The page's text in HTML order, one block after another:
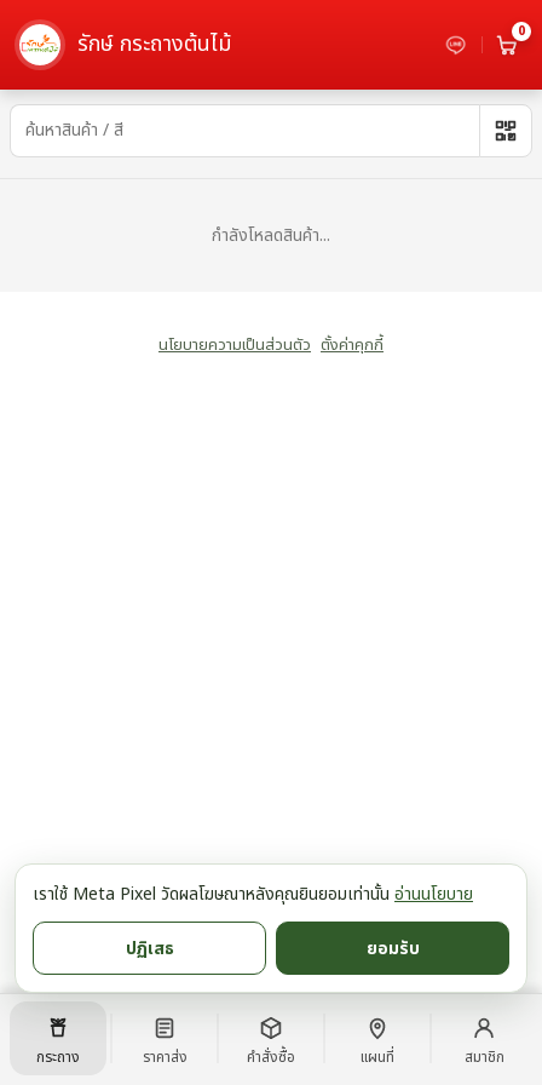
รักษ์ กระถางต้นไม้ 0
รางยาว - เลือกซื้อกระถางต้นไม้
กำลังโหลดสินค้า...
นโยบายความเป็นส่วนตัว ตั้งค่าคุกกี้
กระถาง ราคาส่ง คำสั่งซื้อ แผนที่ สมาชิก
เราใช้ Meta Pixel วัดผลโฆษณาหลังคุณยินยอมเท่านั้น อ่านนโยบาย
ปฏิเสธ ยอมรับ